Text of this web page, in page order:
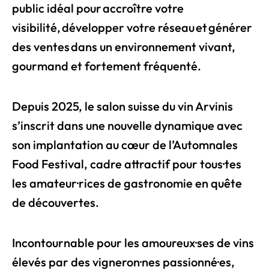
public idéal pouraccroître votre
visibilité,développer votre réseauetgénérer
des ventesdans un environnement vivant,
gourmand et fortement fréquenté.
Depuis 2025, le salon suisse du vin Arvinis
s’inscrit dans une nouvelle dynamique avec
son implantation au cœur de l’Automnales
Food Festival, cadre attractif pour tous·tes
les amateur·rices de gastronomie en quête
de découvertes.
Incontournable pour les amoureux·ses de vins
élevés par des vigneron·nes passionné·es,